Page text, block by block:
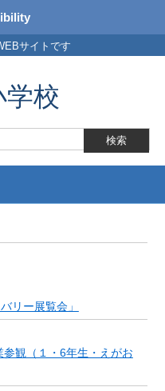
サイトです
校
リー展覧会」
観（１・6年生・えがお